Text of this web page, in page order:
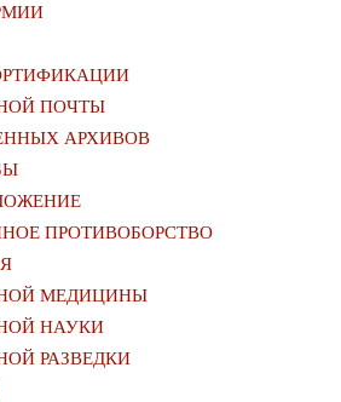
ПОЧТЫ
АРХИВОВ
ПРОТИВОБОРСТВО
МЕДИЦИНЫ
НАУКИ
РАЗВЕДКИ